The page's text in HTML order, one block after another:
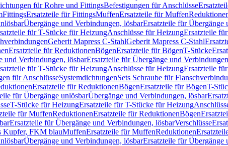
für Rohre und FittingsBefestigungen für Anschlüsse
FittingsErsatzteile für FittingsMuffenErsatzteile für Muffen
Übergänge und Verbindungen, lösbarErsatzteile für Übergänge
für T-Stücke für HeizungAnschlüsse für HeizungErsatzteile
Geberit Mapress C-StahlGeberit Mapress C-Stahl
Ersatzteile für ReduktionenBögenErsatzteile für BögenT-Stücke
und Verbindungen, lösbarErsatzteile für Übergänge und
für T-Stücke für HeizungAnschlüsse für HeizungErsatzteile
für AnschlüsseSystemdichtungenSets Schraube für
Ersatzteile für ReduktionenBögenErsatzteile für BögenT-
für Übergänge unlösbarÜbergänge und Verbindungen, lösbar
T-Stücke für HeizungErsatzteile für T-Stücke für Heizung
für MuffenReduktionenErsatzteile für ReduktionenBögen
Ersatzteile für Übergänge und Verbindungen, lösbarVerschlüsse
Kupfer, FKM blauMuffenErsatzteile für MuffenReduktionen
Übergänge und Verbindungen, lösbarErsatzteile für Übergänge